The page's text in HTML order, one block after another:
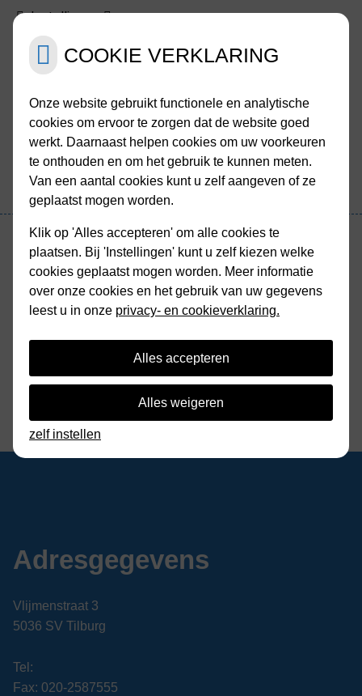
Instellingen
Hoofdmenu
Terug naar overzicht
Medicijnen op reis
Adresgegevens
Vlijmenstraat 3
5036 SV Tilburg
Tel:
Fax: 020-2587555
COOKIE VERKLARING
Onze website gebruikt functionele en analytische
cookies om ervoor te zorgen dat de website goed
werkt. Daarnaast helpen cookies om uw voorkeuren
te onthouden en om het gebruik te kunnen meten.
Van een aantal cookies kunt u zelf aangeven of ze
geplaatst mogen worden.
Klik op 'Alles accepteren' om alle cookies te
plaatsen. Bij 'Instellingen' kunt u zelf kiezen welke
cookies geplaatst mogen worden. Meer informatie
over onze cookies en het gebruik van uw gegevens
leest u in onze privacy- en cookieverklaring.
Alles accepteren
Alles weigeren
zelf instellen